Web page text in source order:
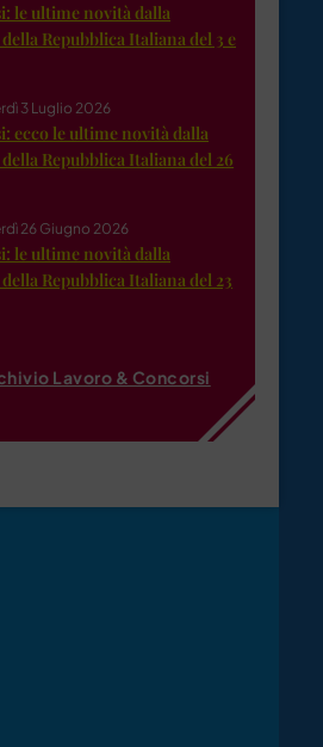
le ultime novità dalla
Repubblica Italiana del 3 e
3 Luglio 2026
ecco le ultime novità dalla
Repubblica Italiana del 26
26 Giugno 2026
le ultime novità dalla
Repubblica Italiana del 23
Lavoro & Concorsi